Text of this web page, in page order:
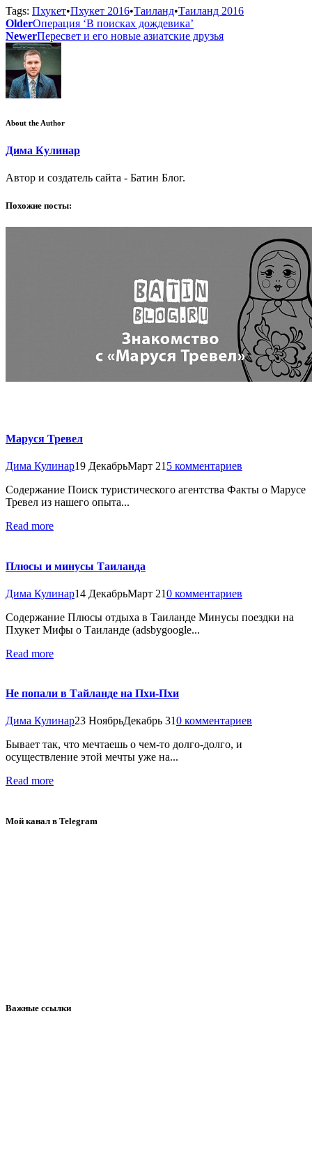
Tags: Пхукет•Пхукет 2016•Таиланд•Таиланд 2016
OlderОперация ‘В поисках дождевика’
NewerПересвет и его новые азиатские друзья
About the Author
Дима Кулинар
Автор и создатель сайта - Батин Блог.
Похожие посты:
Маруся Тревел
Дима Кулинар19 ДекабрьМарт 21 5 комментариев
Содержание Поиск туристического агентства Факты о Марусе
Тревел из нашего опыта...
Read more
Плюсы и минусы Таиланда
Дима Кулинар14 ДекабрьМарт 210 комментариев
Содержание Плюсы отдыха в Таиланде Минусы поездки на
Пхукет Мифы о Таиланде (adsbygoogle...
Read more
Не попали в Тайланде на Пхи-Пхи
Дима Кулинар23 НоябрьДекабрь 310 комментариев
Бывает так, что мечтаешь о чем-то долго-долго, и
осуществление этой мечты уже на...
Read more
Мой канал в Telegram
Важные ссылки